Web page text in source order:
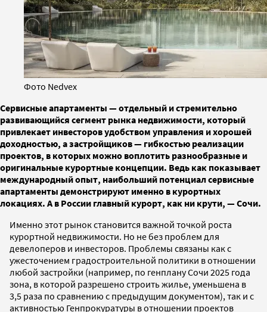
Фото Nedvex
Сервисные апартаменты — отдельный и стремительно
развивающийся сегмент рынка недвижимости, который
привлекает инвесторов удобством управления и хорошей
доходностью, а застройщиков — гибкостью реализации
проектов, в которых можно воплотить разнообразные и
оригинальные курортные концепции. Ведь как показывает
международный опыт, наибольший потенциал сервисные
апартаменты демонстрируют именно в курортных
локациях. А в России главный курорт, как ни крути, — Сочи.
Именно этот рынок становится важной точкой роста
курортной недвижимости. Но не без проблем для
девелоперов и инвесторов. Проблемы связаны как с
ужесточением градостроительной политики в отношении
любой застройки (например, по генплану Сочи 2025 года
зона, в которой разрешено строить жилье, уменьшена в
3,5 раза по сравнению с предыдущим документом), так и с
активностью Генпрокуратуры в отношении проектов